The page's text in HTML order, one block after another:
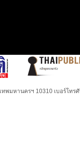
พมหานครฯ 10310 เบอร์โท